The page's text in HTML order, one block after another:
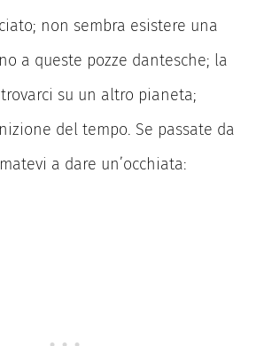
non sembra esistere una
a queste pozze dantesche; la
su un altro pianeta;
del tempo. Se passate da
a dare un’occhiata: